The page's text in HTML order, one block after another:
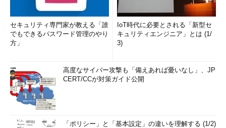
セキュリティ専門家が教える「誰
でもできるパスワード管理のやり
方」
IoT時代に必要とされる「新型セ
キュリティエンジニア」とは (1/
3)
高度なサイバー攻撃も「備えあれば憂いなし」、JP
CERT/CCが対策ガイド公開
「ポリシー」と「基本設定」の違いを理解する (1/2)